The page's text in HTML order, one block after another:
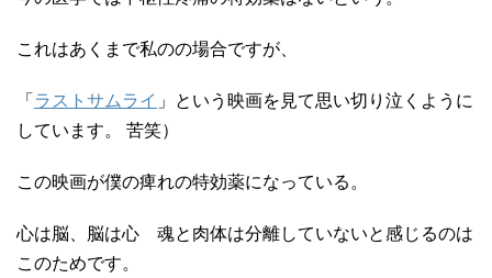
これはあくまで私のの場合ですが、
「 ラストサムライ 」という映画を見て思い切り泣くように
しています。 苦笑）
この映画が僕の痺れの特効薬になっている。
心は脳、脳は心 魂と肉体は分離していないと感じるのは
このためです。